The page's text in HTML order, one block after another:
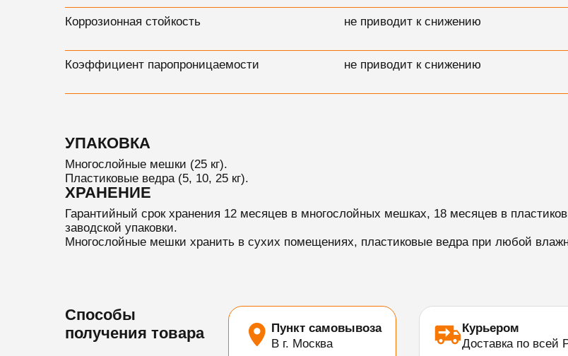
Коррозионная стойкость не приводит к снижению
Коэффициент паропроницаемости не приводит к снижению
УПАКОВКА
Многослойные мешки (25 кг).
Пластиковые ведра (5, 10, 25 кг).
ХРАНЕНИЕ
Гарантийный срок хранения 12 месяцев в многослойных мешках, 18 месяцев в
заводской упаковки.
Многослойные мешки хранить в сухих помещениях, пластиковые ведра при любой
Способы
получения товара
Пункт самовывоза
В г. Москва
Курьером
Доставка по всей